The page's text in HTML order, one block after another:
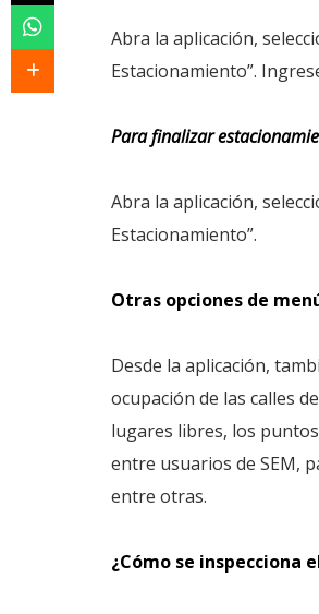
Abra la aplicación,
Estacionamiento”.
Para finalizar
Abra la aplicación,
Estacionamiento”.
Otras opciones de
Desde la aplicación,
ocupación de las calles
lugares libres, los
entre usuarios de SEM,
entre otras.
¿Cómo se inspecciona